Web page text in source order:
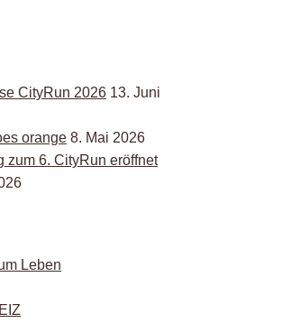
CityRun 2026 13. Juni
orange 8. Mai 2026
zum 6. CityRun eröffnet